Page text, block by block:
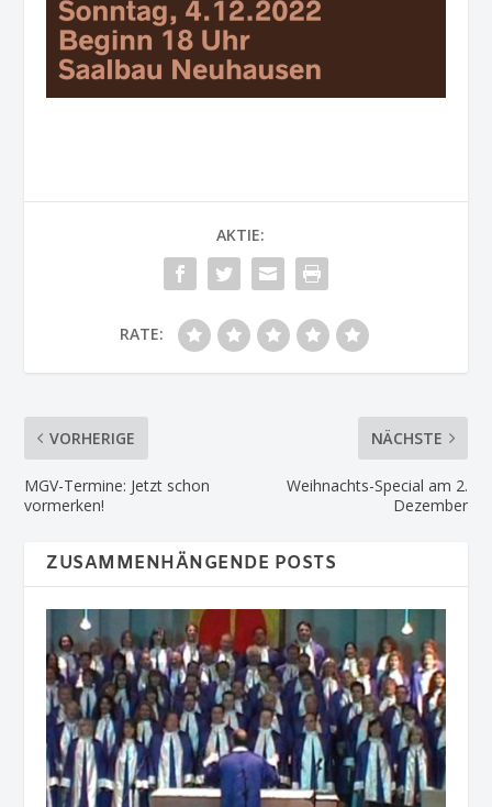
AKTIE:
RATE:
VORHERIGE
MGV-Termine: Jetzt schon
vormerken!
NÄCHSTE
Weihnachts-Special am 2.
Dezember
ZUSAMMENHÄNGENDE POSTS